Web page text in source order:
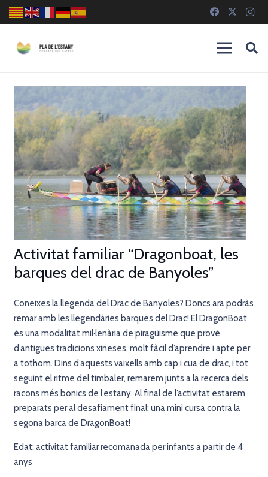
Activitat familiar “Dragonboat, les
barques del drac de Banyoles”
Coneixes la llegenda del Drac de Banyoles? Doncs ara podràs
remar amb les llegendàries barques del Drac! El DragonBoat
és una modalitat mil·lenària de piragüisme que prové
d’antigues tradicions xineses, molt fàcil d’aprendre i apte per
a tothom. Dins d’aquests vaixells amb cap i cua de drac, i tot
seguint el ritme del timbaler, remarem junts a la recerca dels
racons més bonics de l’estany. Al final de l’activitat estarem
preparats per al desafiament final: una mini cursa contra la
segona barca de DragonBoat!
Edat: activitat familiar recomanada per infants a partir de 4
anys